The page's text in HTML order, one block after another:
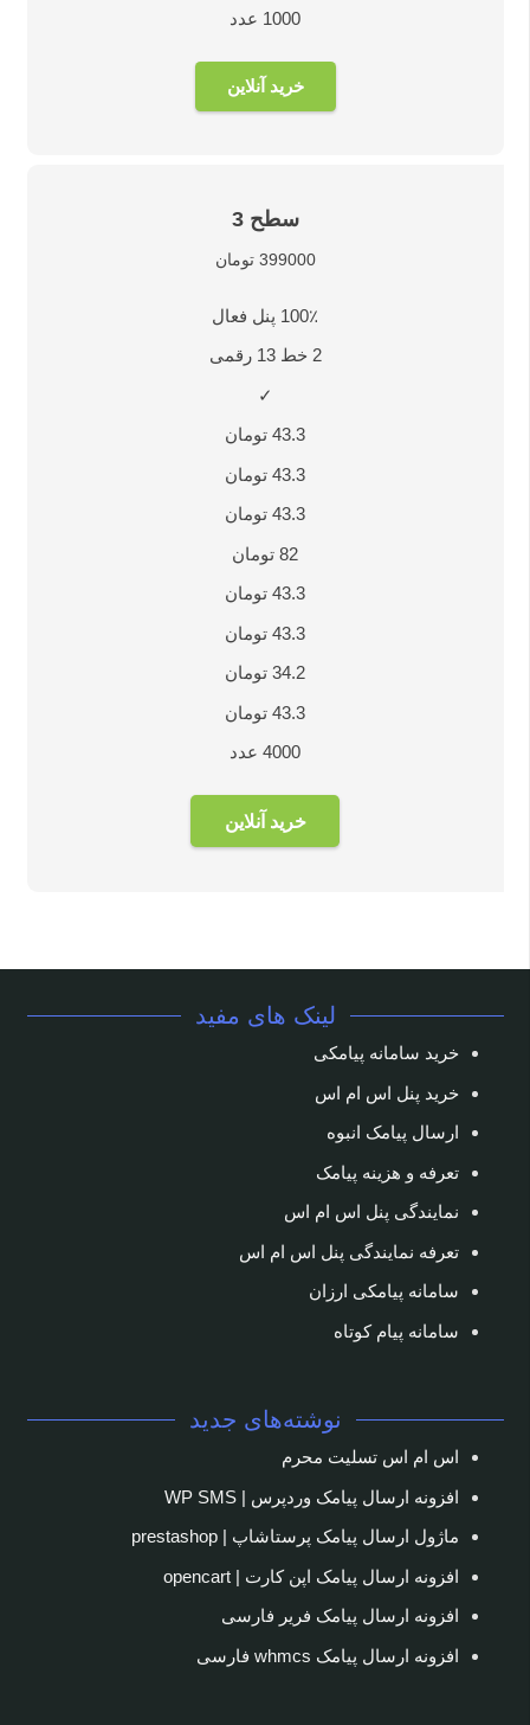
1000 عدد
خرید آنلاین
سطح 3
399000 تومان
100٪ پنل فعال
2 خط 13 رقمی
✓
43.3 تومان
43.3 تومان
43.3 تومان
82 تومان
43.3 تومان
43.3 تومان
34.2 تومان
43.3 تومان
4000 عدد
خرید آنلاین
لینک های مفید
خرید سامانه پیامکی
خرید پنل اس ام اس
ارسال پیامک انبوه
تعرفه و هزینه پیامک
نمایندگی پنل اس ام اس
تعرفه نمایندگی پنل اس ام اس
سامانه پیامکی ارزان
سامانه پیام کوتاه
نوشته‌های جدید
اس ام اس تسلیت محرم
افزونه ارسال پیامک وردپرس | WP SMS
ماژول ارسال پیامک پرستاشاپ | prestashop
افزونه ارسال پیامک اپن کارت | opencart
افزونه ارسال پیامک فریر فارسی
افزونه ارسال پیامک whmcs فارسی